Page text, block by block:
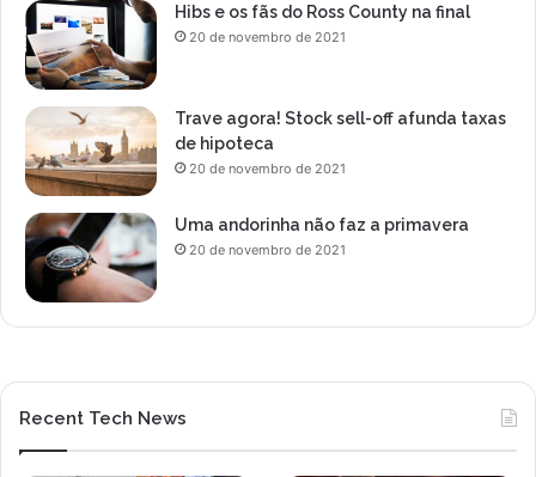
Hibs e os fãs do Ross County na final
20 de novembro de 2021
Trave agora! Stock sell-off afunda taxas
de hipoteca
20 de novembro de 2021
Uma andorinha não faz a primavera
20 de novembro de 2021
Recent Tech News